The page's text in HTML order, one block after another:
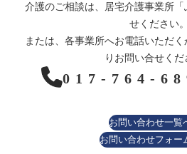
介護のご相談は、居宅介護事業所
せください。
または、各事業所へお電話いただ
りお問い合せくだ
017-764-
お問い合わせ一
お問い合わせフォ